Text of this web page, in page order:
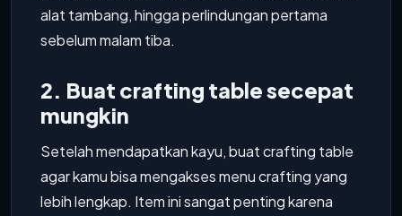
alat tambang, hingga perlindungan pertama
sebelum malam tiba.
2. Buat crafting table secepat
mungkin
Setelah mendapatkan kayu, buat crafting table
agar kamu bisa mengakses menu crafting yang
lebih lengkap. Item ini sangat penting karena